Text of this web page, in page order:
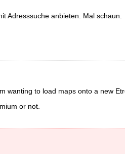
Adresssuche anbieten. Mal schaun.
wanting to load maps onto a new
or not.